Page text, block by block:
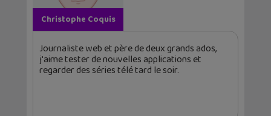
Christophe Coquis
Journaliste web et père de deux grands ados,
j'aime tester de nouvelles applications et
regarder des séries télé tard le soir.